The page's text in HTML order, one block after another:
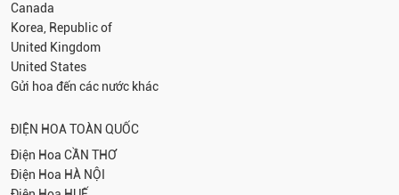
Canada
Korea, Republic of
United Kingdom
United States
Gửi hoa đến các nước khác
ĐIỆN HOA TOÀN QUỐC
Điện Hoa CẦN THƠ
Điện Hoa HÀ NỘI